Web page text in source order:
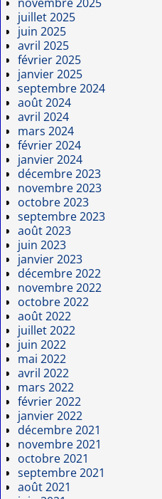
juillet 2025
juin 2025
avril 2025
février 2025
janvier 2025
septembre 2024
août 2024
avril 2024
mars 2024
février 2024
janvier 2024
décembre 2023
novembre 2023
octobre 2023
septembre 2023
août 2023
juin 2023
janvier 2023
décembre 2022
novembre 2022
octobre 2022
août 2022
juillet 2022
juin 2022
mai 2022
avril 2022
mars 2022
février 2022
janvier 2022
décembre 2021
novembre 2021
octobre 2021
septembre 2021
août 2021